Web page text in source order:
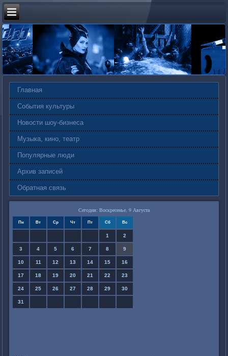
Главная
События культуры
Новости шоу-бизнеса
Музыка, кино, театр
Популярные люди
Архив записей
Обратная связь
Сегодня: Воскресенье, 9 Августа
Пн Вт Ср Чт Пт Сб Вс
1 2
3 4 5 6 7 8 9
10 11 12 13 14 15 16
17 18 19 20 21 22 23
24 25 26 27 28 29 30
31